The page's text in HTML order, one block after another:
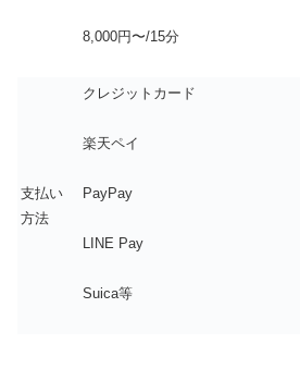
8,000円〜/15分
支払い
方法
クレジットカード
楽天ペイ
PayPay
LINE Pay
Suica等